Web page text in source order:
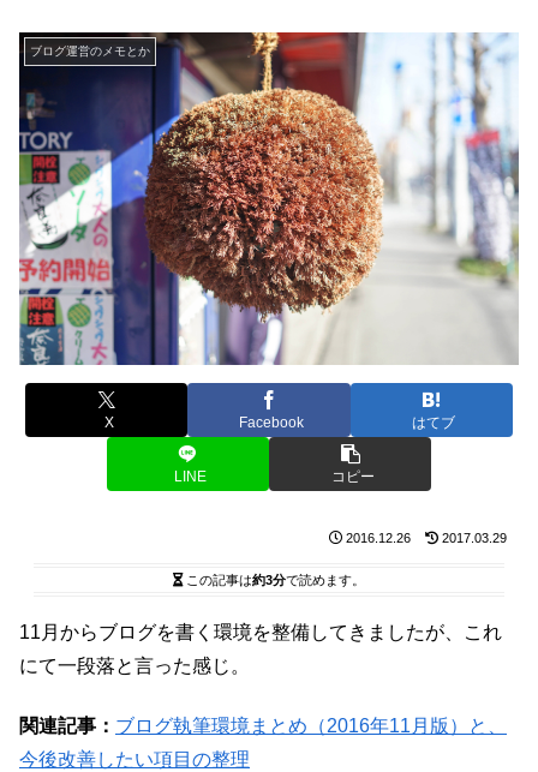
ブログ運営のメモとか
X Facebook はてブ
LINE コピー
2016.12.26 2017.03.29
この記事は約3分で読めます。
11月からブログを書く環境を整備してきましたが、これ
にて一段落と言った感じ。
関連記事： ブログ執筆環境まとめ（2016年11月版）と、
今後改善したい項目の整理